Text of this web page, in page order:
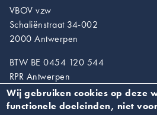
VBOV vzw
Schaliënstraat 34-002
2000 Antwerpen
BTW BE 0454 120 544
RPR Antwerpen
T. 03/218.89.67
Wij gebruiken cookies op deze
functionele doeleinden, niet voor